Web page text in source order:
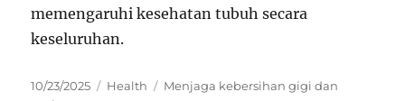
memengaruhi kesehatan tubuh secara
keseluruhan.
Posted
10/23/2025 Categories
Health Tags
Menjaga kebersihan gigi dan